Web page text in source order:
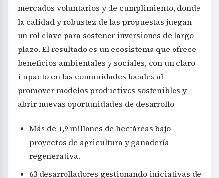
mercados voluntarios y de cumplimiento, donde
la calidad y robustez de las propuestas juegan
un rol clave para sostener inversiones de largo
plazo. El resultado es un ecosistema que ofrece
beneficios ambientales y sociales, con un claro
impacto en las comunidades locales al
promover modelos productivos sostenibles y
abrir nuevas oportunidades de desarrollo.
Más de 1,9 millones de hectáreas bajo
proyectos de agricultura y ganadería
regenerativa.
63 desarrolladores gestionando iniciativas de